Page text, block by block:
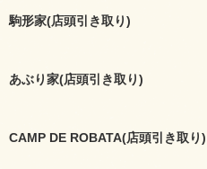
駒形家(店頭引き取り)
あぶり家(店頭引き取り)
CAMP DE ROBATA(店頭引き取り)